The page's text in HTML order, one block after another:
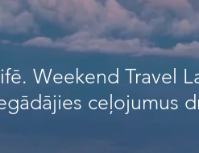
Weekend Travel
ceļojumus